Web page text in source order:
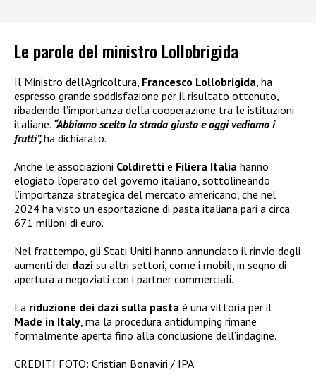
Le parole del ministro Lollobrigida
Il Ministro dell’Agricoltura, Francesco Lollobrigida, ha
espresso grande soddisfazione per il risultato ottenuto,
ribadendo l’importanza della cooperazione tra le istituzioni
italiane. “Abbiamo scelto la strada giusta e oggi vediamo i
frutti”,ha dichiarato.
Anche le associazioni Coldiretti e Filiera Italia hanno
elogiato l’operato del governo italiano, sottolineando
l’importanza strategica del mercato americano, che nel
2024 ha visto un esportazione di pasta italiana pari a circa
671 milioni di euro.
Nel frattempo, gli Stati Uniti hanno annunciato il rinvio degli
aumenti dei dazi su altri settori, come i mobili, in segno di
apertura a negoziati con i partner commerciali.
La riduzione dei dazi sulla pasta è una vittoria per il
Made in Italy, ma la procedura antidumping rimane
formalmente aperta fino alla conclusione dell’indagine.
CREDITI FOTO: Cristian Bonaviri / IPA